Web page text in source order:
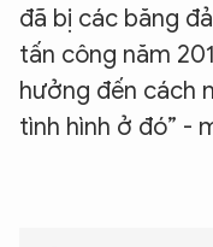
đã bị các băng
tấn công năm
hưởng đến cách
tình hình ở đó” -